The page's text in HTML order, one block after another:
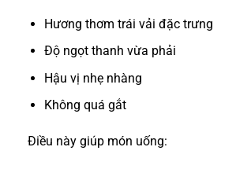
Hương thơm trái vải đặc trưng
Độ ngọt thanh vừa phải
Hậu vị nhẹ nhàng
Không quá gắt
Điều này giúp món uống: